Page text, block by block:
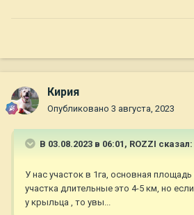
Кирия
Опубликовано 3 августа, 2023
В 03.08.2023 в 06:01, ROZZI сказал:
У нас участок в 1га, основная площадь
участка длительные это 4-5 км, но
у крыльца , то увы...